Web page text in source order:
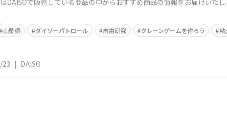
で販売している商品の中からおすすめ商品の情報をお届けいた
山梨県 ダイソーパトロール 自由研究 クレーンゲームを作ろう
粘
23 | DAISO